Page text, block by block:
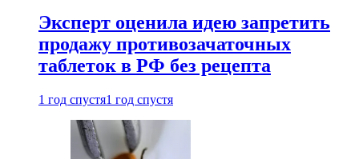
Эксперт оценила идею запретить
продажу противозачаточных
таблеток в РФ без рецепта
1 год спустя1 год спустя